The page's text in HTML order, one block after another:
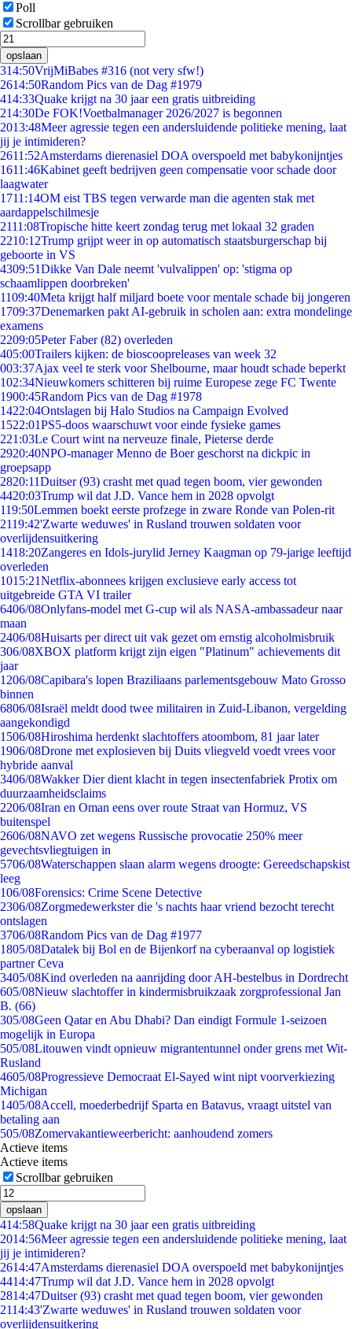
Poll
Scrollbar gebruiken
opslaan
314:50VrijMiBabes #316 (not very sfw!)
2614:50Random Pics van de Dag #1979
414:33Quake krijgt na 30 jaar een gratis uitbreiding
214:30De FOK!Voetbalmanager 2026/2027 is begonnen
2013:48Meer agressie tegen een andersluidende politieke mening, laat
jij je intimideren?
2611:52Amsterdams dierenasiel DOA overspoeld met babykonijntjes
1611:46Kabinet geeft bedrijven geen compensatie voor schade door
laagwater
1711:14OM eist TBS tegen verwarde man die agenten stak met
aardappelschilmesje
2111:08Tropische hitte keert zondag terug met lokaal 32 graden
2210:12Trump grijpt weer in op automatisch staatsburgerschap bij
geboorte in VS
4309:51Dikke Van Dale neemt 'vulvalippen' op: 'stigma op
schaamlippen doorbreken'
1109:40Meta krijgt half miljard boete voor mentale schade bij jongeren
1709:37Denemarken pakt AI-gebruik in scholen aan: extra mondelinge
examens
2209:05Peter Faber (82) overleden
405:00Trailers kijken: de bioscoopreleases van week 32
003:37Ajax veel te sterk voor Shelbourne, maar houdt schade beperkt
102:34Nieuwkomers schitteren bij ruime Europese zege FC Twente
1900:45Random Pics van de Dag #1978
1422:04Ontslagen bij Halo Studios na Campaign Evolved
1522:01PS5-doos waarschuwt voor einde fysieke games
221:03Le Court wint na nerveuze finale, Pieterse derde
2920:40NPO-manager Menno de Boer geschorst na dickpic in
groepsapp
2820:11Duitser (93) crasht met quad tegen boom, vier gewonden
4420:03Trump wil dat J.D. Vance hem in 2028 opvolgt
119:50Lemmen boekt eerste profzege in zware Ronde van Polen-rit
2119:42'Zwarte weduwes' in Rusland trouwen soldaten voor
overlijdensuitkering
1418:20Zangeres en Idols-jurylid Jerney Kaagman op 79-jarige leeftijd
overleden
1015:21Netflix-abonnees krijgen exclusieve early access tot
uitgebreide GTA VI trailer
6406/08Onlyfans-model met G-cup wil als NASA-ambassadeur naar
maan
2406/08Huisarts per direct uit vak gezet om ernstig alcoholmisbruik
306/08XBOX platform krijgt zijn eigen "Platinum" achievements dit
jaar
1206/08Capibara's lopen Braziliaans parlementsgebouw Mato Grosso
binnen
6806/08Israël meldt dood twee militairen in Zuid-Libanon, vergelding
aangekondigd
1506/08Hiroshima herdenkt slachtoffers atoombom, 81 jaar later
1906/08Drone met explosieven bij Duits vliegveld voedt vrees voor
hybride aanval
3406/08Wakker Dier dient klacht in tegen insectenfabriek Protix om
duurzaamheidsclaims
2206/08Iran en Oman eens over route Straat van Hormuz, VS
buitenspel
2606/08NAVO zet wegens Russische provocatie 250% meer
gevechtsvliegtuigen in
5706/08Waterschappen slaan alarm wegens droogte: Gereedschapskist
leeg
106/08Forensics: Crime Scene Detective
2306/08Zorgmedewerkster die 's nachts haar vriend bezocht terecht
ontslagen
3706/08Random Pics van de Dag #1977
1805/08Datalek bij Bol en de Bijenkorf na cyberaanval op logistiek
partner Ceva
3405/08Kind overleden na aanrijding door AH-bestelbus in Dordrecht
605/08Nieuw slachtoffer in kindermisbruikzaak zorgprofessional Jan
B. (66)
305/08Geen Qatar en Abu Dhabi? Dan eindigt Formule 1-seizoen
mogelijk in Europa
505/08Litouwen vindt opnieuw migrantentunnel onder grens met Wit-
Rusland
4605/08Progressieve Democraat El-Sayed wint nipt voorverkiezing
Michigan
1405/08Accell, moederbedrijf Sparta en Batavus, vraagt uitstel van
betaling aan
505/08Zomervakantieweerbericht: aanhoudend zomers
Actieve items
Actieve items
Scrollbar gebruiken
opslaan
414:58Quake krijgt na 30 jaar een gratis uitbreiding
2014:56Meer agressie tegen een andersluidende politieke mening, laat
jij je intimideren?
2614:47Amsterdams dierenasiel DOA overspoeld met babykonijntjes
4414:47Trump wil dat J.D. Vance hem in 2028 opvolgt
2814:47Duitser (93) crasht met quad tegen boom, vier gewonden
2114:43'Zwarte weduwes' in Rusland trouwen soldaten voor
overlijdensuitkering